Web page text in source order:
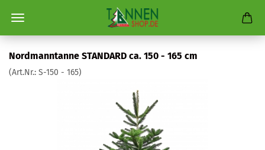
Nordmanntanne STANDARD ca. 150 - 165 cm
(Art.Nr.: S-150 - 165)